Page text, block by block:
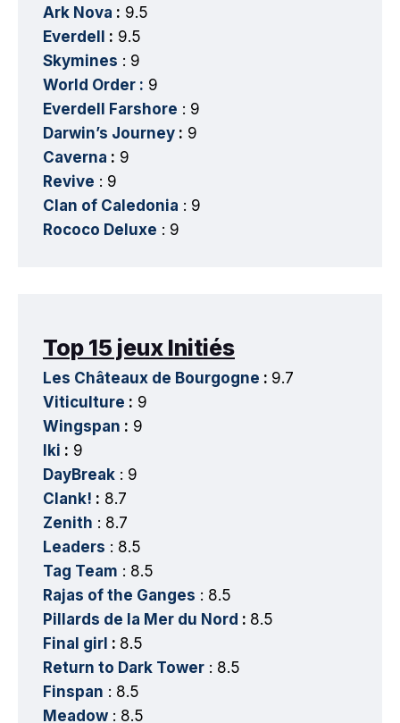
Ark Nova : 9.5
Everdell : 9.5
Skymines : 9
World Order : 9
Everdell Farshore : 9
Darwin’s Journey : 9
Caverna : 9
Revive : 9
Clan of Caledonia : 9
Rococo Deluxe : 9
Top 15 jeux Initiés
Les Châteaux de Bourgogne : 9.7
Viticulture : 9
Wingspan : 9
Iki : 9
DayBreak : 9
Clank! : 8.7
Zenith : 8.7
Leaders : 8.5
Tag Team : 8.5
Rajas of the Ganges : 8.5
Pillards de la Mer du Nord : 8.5
Final girl : 8.5
Return to Dark Tower : 8.5
Finspan : 8.5
Meadow : 8.5